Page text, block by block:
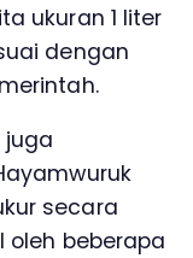
ukuran 1 liter
dengan
juga
secara
oleh beberapa